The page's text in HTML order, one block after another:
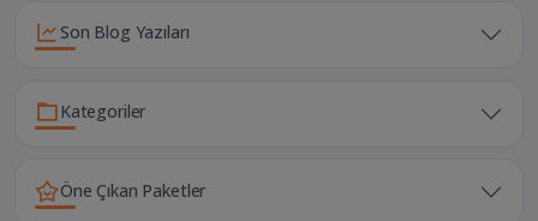
Son Blog Yazıları
Kategoriler
Öne Çıkan Paketler